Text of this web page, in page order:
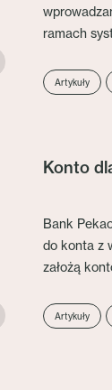
ramach
Artykuły
Konto
Bank
do konta z
założą
Artykuły